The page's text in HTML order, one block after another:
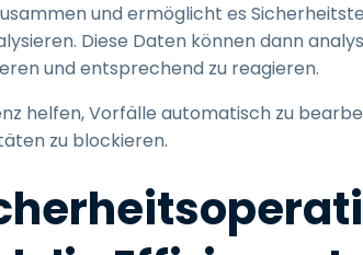
und ermöglicht es
Diese Daten können dann
und entsprechend zu reagieren.
helfen, Vorfälle automatisch zu
zu blockieren.